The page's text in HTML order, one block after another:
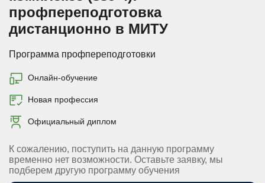
профпереподготовка
дистанционно в МИТУ
Программа профпереподготовки
Онлайн-обучение
Новая профессия
Официальный диплом
К сожалению, поступить на данную программу
временно нет возможности. Оставьте заявку, мы
подберем другую программу обучения